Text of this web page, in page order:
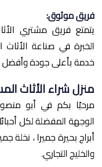
فريق موثوق:
يتمتع فريق مشتري
الخبرة في صناعة
خدمة بأعلى جودة وأفضل
منزل شراء الأثاث
مرحبًا بكم في أبو
الوجهة المفضلة لكل
والخليج التجاري.